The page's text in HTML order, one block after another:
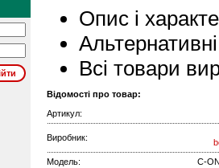
Опис і
Всі товари
Відомості про товар:
Артикул:
Виробник:
Модель:
C-